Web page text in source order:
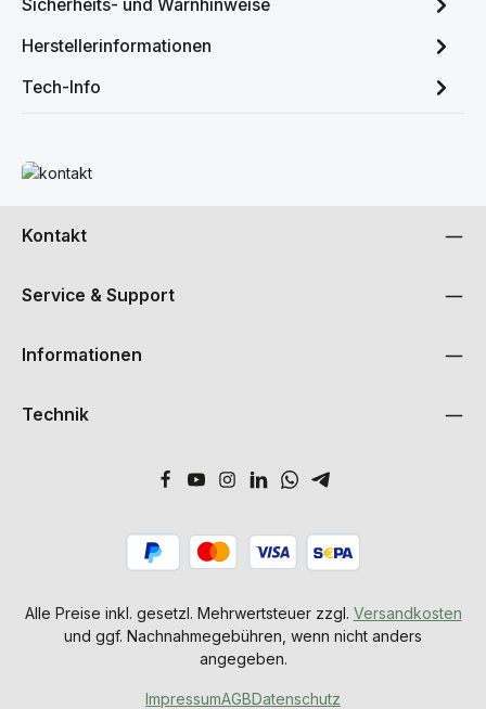
Sicherheits- und Warnhinweise
Herstellerinformationen
Tech-Info
Mehr erfahren
Kontakt
Service & Support
Informationen
Technik
Alle Preise inkl. gesetzl. Mehrwertsteuer zzgl. Versandkosten
und ggf. Nachnahmegebühren, wenn nicht anders
angegeben.
ImpressumAGBDatenschutz